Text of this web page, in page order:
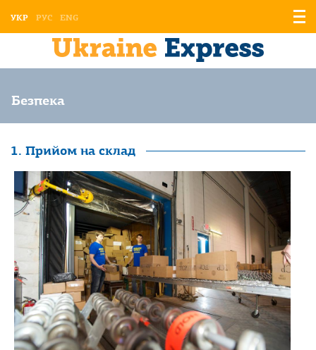
УКР РУС ENG
Безпека
1. Прийом на склад